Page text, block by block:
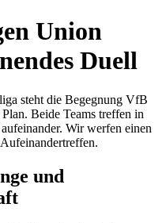
Union
Duell
steht die Begegnung VfB
Beide Teams treffen in
Wir werfen einen
und